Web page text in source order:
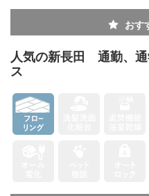
おす
人気の新長田 通勤、
ス